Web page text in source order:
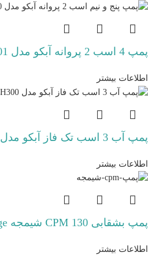
پمپ 4 اسب 2 پروانه آبکو مدل CBT400/01
اطلاعات بیشتر
پمپ آب 3 اسب تک فاز آبکو مدل CH300
اطلاعات بیشتر
پمپ بشقابی CPM 130 شیمجه Shimge
اطلاعات بیشتر